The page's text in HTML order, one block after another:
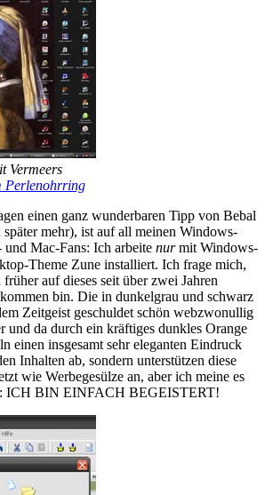
Vermeers
Perlenohrring
einen ganz wunderbaren Tipp von Bebal
später mehr), ist auf all meinen Windows-
Mac-Fans: Ich arbeite nurmit Windows-
Theme Zune installiert. Ich frage mich,
auf dieses seit über zwei Jahren
bin. Die in dunkelgrau und schwarz
Zeitgeist geschuldet schön webzwonullig
und da durch ein kräftiges dunkles Orange
einen insgesamt sehr eleganten Eindruck
Inhalten ab, sondern unterstützen diese
wie Werbegesülze an, aber ich meine es
ICH BIN EINFACH BEGEISTERT!